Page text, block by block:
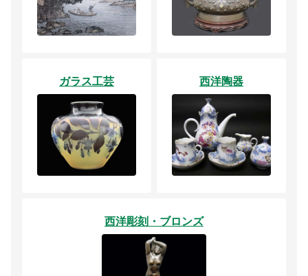
ガラス工芸 西洋陶器
西洋彫刻・ブロンズ